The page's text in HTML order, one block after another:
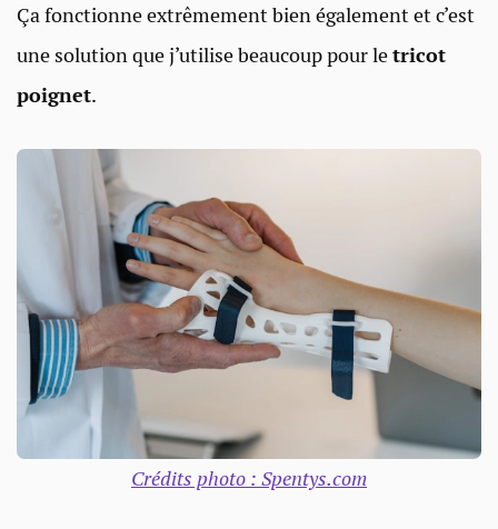
Ça fonctionne extrêmement bien également et c’est
une solution que j’utilise beaucoup pour letricot
poignet.
Crédits photo : Spentys.com